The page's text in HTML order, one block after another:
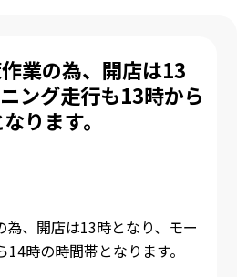
業の為、開店は13
ング走行も13時から
ります。
、開店は13時となり、モー
時の時間帯となります。